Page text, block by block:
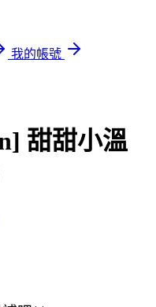
我的帳號
甜甜小溫